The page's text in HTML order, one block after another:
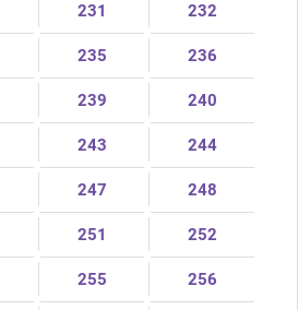
231 232
235 236
239 240
243 244
247 248
251 252
255 256